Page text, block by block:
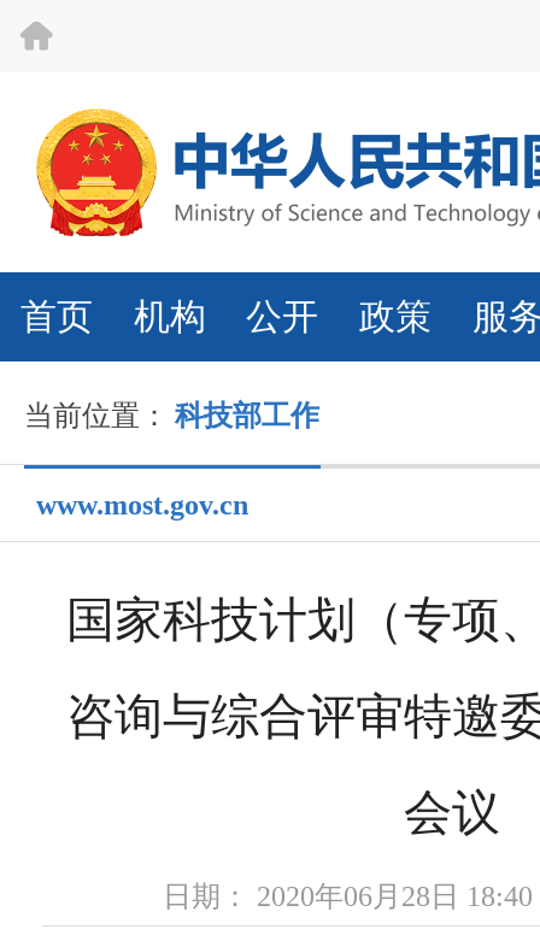
首页 机构 公开 政策 服
当前位置： 科技部工作
www.most.gov.cn
国家科技计划（专项
咨询与综合评审特邀
会议
日期： 2020年06月28日